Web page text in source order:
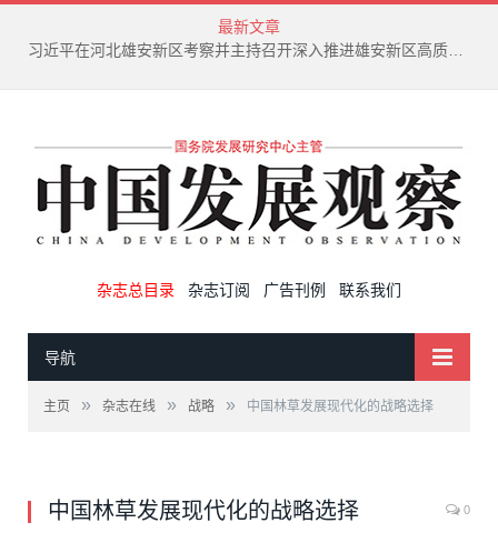
最新文章
新兴产业废弃物循环利用技术演进趋势
杂志总目录 杂志订阅 广告刊例 联系我们
导航
主页 » 杂志在线 » 战略 » 中国林草发展现代化的战略选择
中国林草发展现代化的战略选择 0